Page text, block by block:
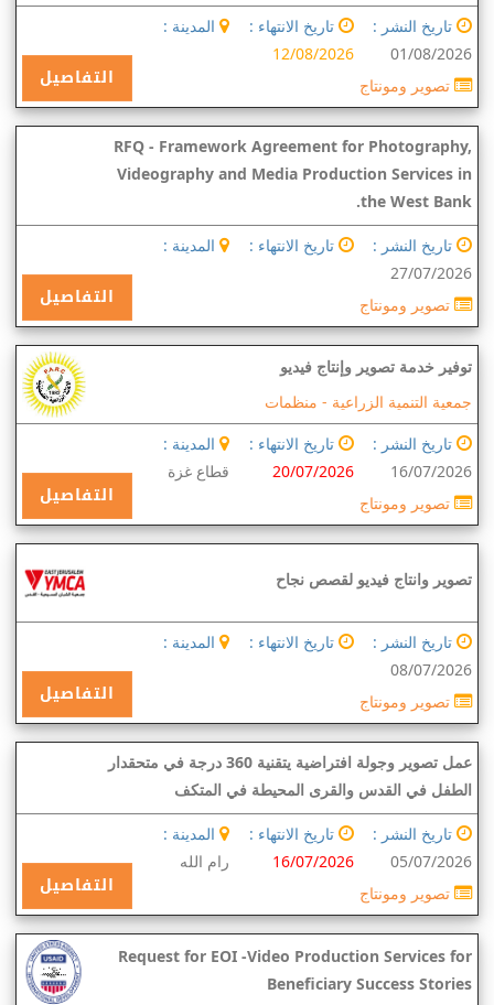
تاريخ النشر :
01/08/2026
تاريخ الانتهاء :
12/08/2026
المدينة :
التفاصيل تصوير ومونتاج
RFQ - Framework Agreement for Photography,
Videography and Media Production Services in
the West Bank.
تاريخ النشر :
27/07/2026
تاريخ الانتهاء : المدينة :
التفاصيل تصوير ومونتاج
توفير خدمة تصوير وإنتاج فيديو
جمعية التنمية الزراعية -منظمات
تاريخ النشر :
16/07/2026
تاريخ الانتهاء :
20/07/2026
المدينة :
قطاع غزة
التفاصيل تصوير ومونتاج
تصوير وانتاج فيديو لقصص نجاح
تاريخ النشر :
08/07/2026
تاريخ الانتهاء : المدينة :
التفاصيل تصوير ومونتاج
عمل تصوير وجولة افتراضية يتقنية 360 درجة في متحقدار
الطفل في القدس والقرى المحيطة في المتكف
تاريخ النشر :
05/07/2026
تاريخ الانتهاء :
16/07/2026
المدينة :
رام الله
التفاصيل تصوير ومونتاج
Request for EOI -Video Production Services for
Beneficiary Success Stories